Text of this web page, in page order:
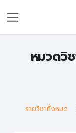
หมวดวิ
รายวิชาทั้งหมด